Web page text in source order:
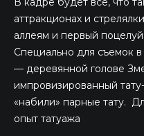
аттракционах и
аллеям и первый поцелуй
Специально для съемок
— деревянной голове
импровизированный
«набили» парные тату.
опыт татуажа